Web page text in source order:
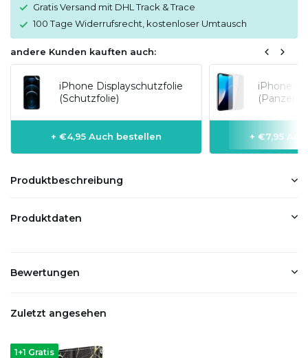
Gratis Versand mit DHL Track & Trace
100 Tage Widerrufsrecht, kostenloser Umtausch
andere Kunden kauften auch:
iPhone Displayschutzfolie
(Schutzfolie)
+ €4,95 Auch bestellen
iPhone
+ €7,95
Produktbeschreibung
Produktdaten
Bewertungen
Zuletzt angesehen
1+1 Gratis